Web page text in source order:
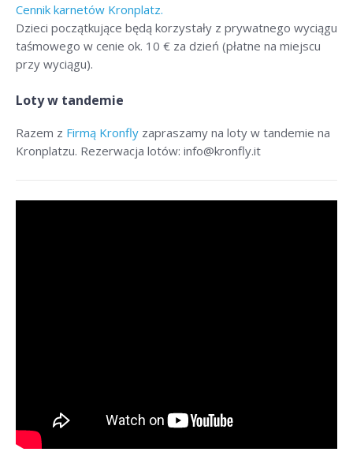
Cennik karnetów Kronplatz.
Dzieci początkujące będą korzystały z prywatnego wyciągu
taśmowego w cenie ok. 10 € za dzień (płatne na miejscu
przy wyciągu).
Loty w tandemie
Razem z Firmą Kronfly zapraszamy na loty w tandemie na
Kronplatzu. Rezerwacja lotów: info@kronfly.it